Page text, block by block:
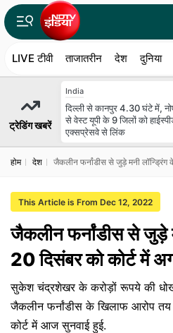
LIVE टीवी ताजातरीन देश दुनिया
ट्रेडिंग खबरें
India
दिल्ली से कानपुर 4.30 घंटे में,
से वेस्ट यूपी के 9 जिलों को
एक्सप्रेसवे से लिंक
होम देश जैकलीन फर्नांडीस से जुड़े मनी
This Article is From Dec 12, 2022
जैकलीन फर्नांडीस से जुड़े
20 दिसंबर को कोर्ट में
सुकेश चंद्रशेखर के करोड़ों रूपये की
जैकलीन फर्नांडीस के खिलाफ आरोप
कोर्ट में आज सुनवाई हुई.